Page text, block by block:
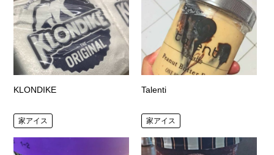
KLONDIKE Talenti
家アイス 家アイス